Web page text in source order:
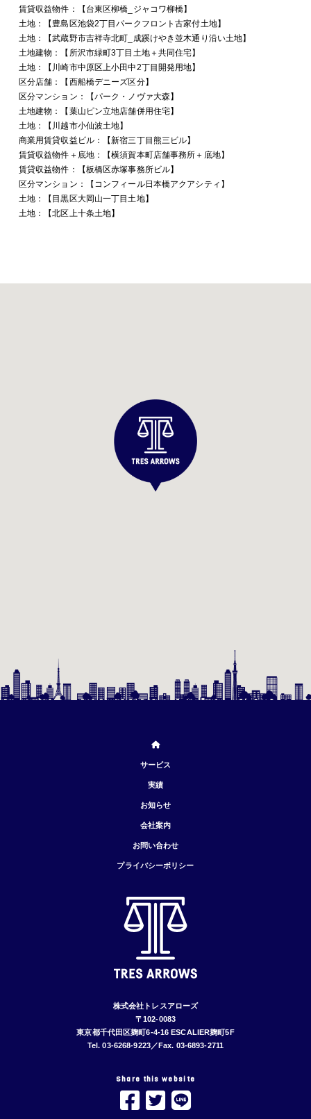
賃貸収益物件：【台東区柳橋_ジャコワ柳橋】
土地：【豊島区池袋2丁目パークフロント古家付土地】
土地：【武蔵野市吉祥寺北町_成蹊けやき並木通り沿い土地】
土地建物：【所沢市緑町3丁目土地＋共同住宅】
土地：【川崎市中原区上小田中2丁目開発用地】
区分店舗：【西船橋デニーズ区分】
区分マンション：【パーク・ノヴァ大森】
土地建物：【葉山ピン立地店舗併用住宅】
土地：【川越市小仙波土地】
商業用賃貸収益ビル：【新宿三丁目熊三ビル】
賃貸収益物件＋底地：【横須賀本町店舗事務所＋底地】
賃貸収益物件：【板橋区赤塚事務所ビル】
区分マンション：【コンフィール日本橋アクアシティ】
土地：【目黒区大岡山一丁目土地】
土地：【北区上十条土地】
株式会社トレスアローズ
〒102-0083
東京都千代田区麹町6-4-16 ESCALIER麹町5F
Tel. 03-6268-9223／Fax. 03-6893-2711
Share this website
サービス
実績
お知らせ
会社案内
お問い合わせ
プライバシーポリシー